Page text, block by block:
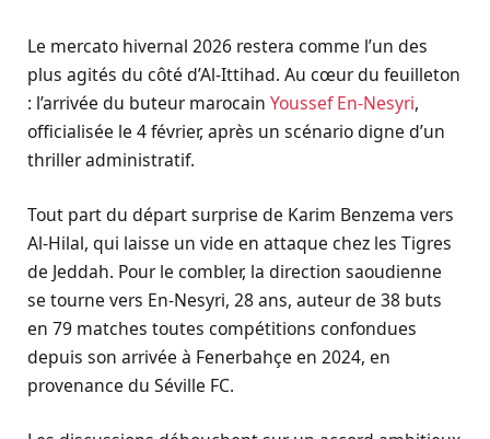
Le mercato hivernal 2026 restera comme l’un des
plus agités du côté d’Al-Ittihad. Au cœur du feuilleton
: l’arrivée du buteur marocain Youssef En-Nesyri,
officialisée le 4 février, après un scénario digne d’un
thriller administratif.
Tout part du départ surprise de Karim Benzema vers
Al-Hilal, qui laisse un vide en attaque chez les Tigres
de Jeddah. Pour le combler, la direction saoudienne
se tourne vers En-Nesyri, 28 ans, auteur de 38 buts
en 79 matches toutes compétitions confondues
depuis son arrivée à Fenerbahçe en 2024, en
provenance du Séville FC.